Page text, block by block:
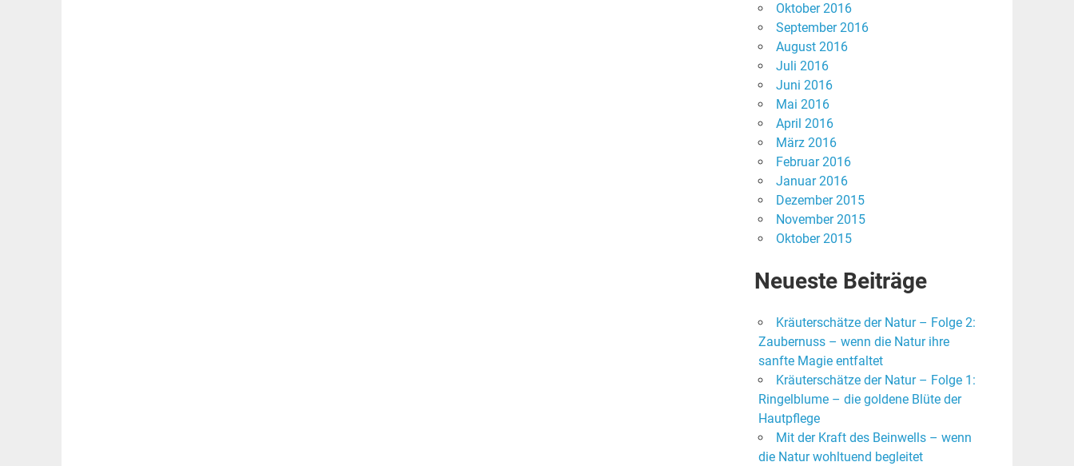
Oktober 2016
September 2016
August 2016
Juli 2016
Juni 2016
Mai 2016
April 2016
März 2016
Februar 2016
Januar 2016
Dezember 2015
November 2015
Oktober 2015
Neueste Beiträge
Kräuterschätze der Natur – Folge 2:
Zaubernuss – wenn die Natur ihre
sanfte Magie entfaltet
Kräuterschätze der Natur – Folge 1:
Ringelblume – die goldene Blüte der
Hautpflege
Mit der Kraft des Beinwells – wenn
die Natur wohltuend begleitet